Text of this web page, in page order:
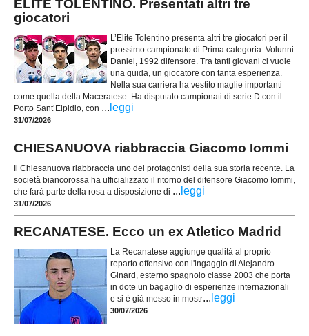
ELITE TOLENTINO. Presentati altri tre
giocatori
L’Elite Tolentino presenta altri tre giocatori per il
prossimo campionato di Prima categoria. Volunni
Daniel, 1992 difensore. Tra tanti giovani ci vuole
una guida, un giocatore con tanta esperienza.
Nella sua carriera ha vestito maglie importanti
come quella della Maceratese. Ha disputato campionati di serie D con il
Porto Sant’Elpidio, con ... leggi
31/07/2026
CHIESANUOVA riabbraccia Giacomo Iommi
Il Chiesanuova riabbraccia uno dei protagonisti della sua storia recente. La
società biancorossa ha ufficializzato il ritorno del difensore Giacomo Iommi,
che farà parte della rosa a disposizione di ... leggi
31/07/2026
RECANATESE. Ecco un ex Atletico Madrid
La Recanatese aggiunge qualità al proprio
reparto offensivo con l'ingaggio di Alejandro
Ginard, esterno spagnolo classe 2003 che porta
in dote un bagaglio di esperienze internazionali
e si è già messo in mostr... leggi
30/07/2026